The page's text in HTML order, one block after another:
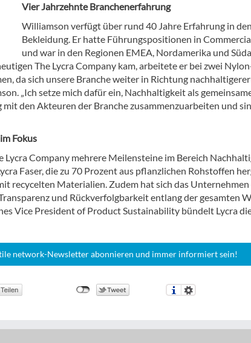
Vier Jahrzehnte Branchenerfahrung
Williamson verfügt über rund 40 Jahre Erfahrung in
Bekleidung. Er hatte Führungspositionen in
und war in den Regionen EMEA, Nordamerika und
The Lycra Company kam, arbeitete er bei zwei
da sich unsere Branche weiter in Richtung
„Ich setze mich dafür ein, Nachhaltigkeit als
den Akteuren der Branche zusammenzuarbeiten und
Fokus
Lycra Company mehrere Meilensteine im Bereich
Faser, die zu 70 Prozent aus pflanzlichen Rohstoffen
recycelten Materialien. Zudem hat sich das
und Rückverfolgbarkeit entlang der gesamten
Vice President of Product Sustainability bündelt Lycra
network-Newsletter abonnieren und immer informiert sein!